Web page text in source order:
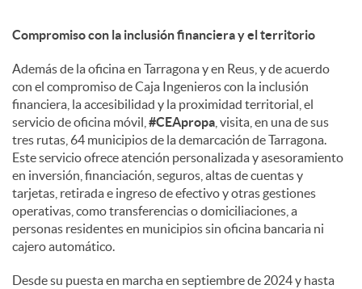
Compromiso con la inclusión financiera y el territorio
Además de la oficina en Tarragona y en Reus, y de acuerdo
con el compromiso de Caja Ingenieros con la inclusión
financiera, la accesibilidad y la proximidad territorial, el
servicio de oficina móvil, #CEApropa , visita, en una de sus
tres rutas, 64 municipios de la demarcación de Tarragona.
Este servicio ofrece atención personalizada y asesoramiento
en inversión, financiación, seguros, altas de cuentas y
tarjetas, retirada e ingreso de efectivo y otras gestiones
operativas, como transferencias o domiciliaciones, a
personas residentes en municipios sin oficina bancaria ni
cajero automático.
Desde su puesta en marcha en septiembre de 2024 y hasta